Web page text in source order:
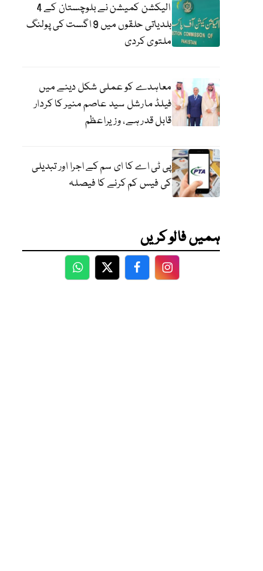
الیکشن کمیشن نے بلوچستان کے 4
بلدیاتی حلقوں میں 9 اگست کی پولنگ
ملتوی کردی
معاہدے کو عملی شکل دینے میں
فیلڈ مارشل سید عاصم منیر کا کردار
قابل قدر ہے، وزیراعظم
پی ٹی اے کا ای سم کے اجرا اور تبدیلی
کی فیس کم کرنے کا فیصلہ
ہمیں فالو کریں
WhatsApp
TwitterFacebookFacebook